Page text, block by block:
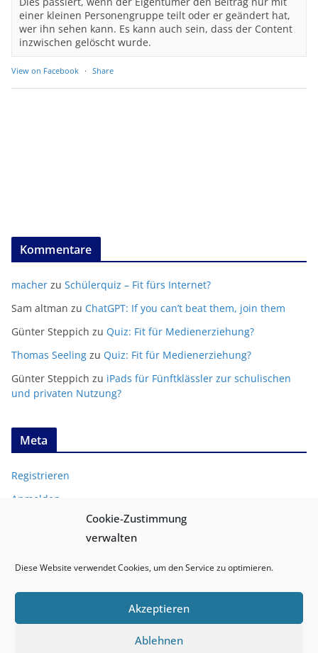
Cookie-Zustimmung
verwalten
Diese Website verwendet Cookies, um den Service zu optimieren.
Akzeptieren
Ablehnen
einer kleinen Personengruppe teilt oder er geändert hat,
wer ihn sehen kann. Es kann auch sein, dass der Content
inzwischen gelöscht wurde.
View on Facebook · Share
Kommentare
macher zu Schülerquiz – Fit fürs Internet?
Sam altman zu ChatGPT: If you can’t beat them, join them
Günter Steppich zu Quiz: Fit für Medienerziehung?
Thomas Seeling zu Quiz: Fit für Medienerziehung?
Günter Steppich zu iPads für Fünftklässler zur schulischen
und privaten Nutzung?
Meta
Registrieren
Anmelden